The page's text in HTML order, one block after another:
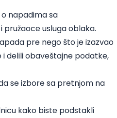
napadima sa
usluga oblaka.
pre nego što je izazvao
i delili obaveštajne podatke,
se izbore sa pretnjom na
kako biste podstakli